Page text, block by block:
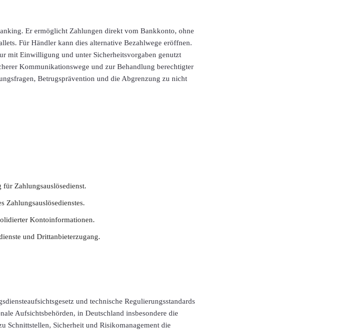
Er ermöglicht Zahlungen direkt vom Bankkonto, ohne
Für Händler kann dies alternative Bezahlwege eröffnen.
mit Einwilligung und unter Sicherheitsvorgaben genutzt
Kommunikationswege und zur Behandlung berechtigter
Betrugsprävention und die Abgrenzung zu nicht
Zahlungsauslösedienst.
Zahlungsauslösedienstes.
Kontoinformationen.
und Drittanbieterzugang.
und technische Regulierungsstandards
Aufsichtsbehörden, in Deutschland insbesondere die
Schnittstellen, Sicherheit und Risikomanagement die